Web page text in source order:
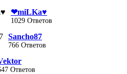
❤︎miLKa♥︎
1029 Ответов
Sancho87
766 Ответов
Ответов